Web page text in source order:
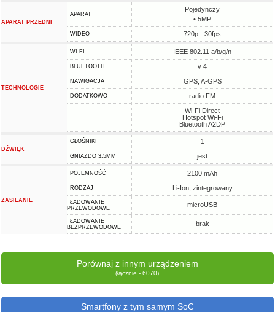
APARAT PRZEDNI
APARAT
Pojedynczy
• 5MP
WIDEO 720p - 30fps
TECHNOLOGIE
WI-FI IEEE 802.11 a/b/g/n
BLUETOOTH v 4
NAWIGACJA GPS, A-GPS
DODATKOWO
radio FM
Wi-Fi Direct
Hotspot Wi-Fi
Bluetooth A2DP
DŹWIĘK
GŁOŚNIKI 1
GNIAZDO 3,5MM jest
ZASILANIE
POJEMNOŚĆ 2100 mAh
RODZAJ Li-Ion, zintegrowany
ŁADOWANIE
PRZEWODOWE
microUSB
ŁADOWANIE
BEZPRZEWODOWE
brak
Porównaj z innym urządzeniem
(łącznie - 6070)
Smartfony z tym samym SoC